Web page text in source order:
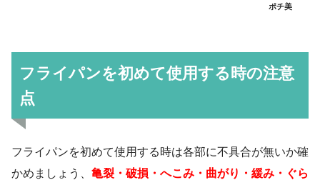
ポチ美
フライパンを初めて使用する時の注意
点
フライパンを初めて使用する時は各部に不具合が無いか確
かめましょう、 亀裂・破損・へこみ・曲がり・緩み・ぐら